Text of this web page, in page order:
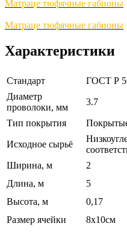
Матраце тюфячные габионы
Матраце тюфячные габионы
Характеристики
Стандарт
ГОСТ Р
Диаметр
проволоки, мм
3.7
Тип покрытия
Исходное сырьё
Ширина, м
2
Длина, м
5
Высота, м
0,17
Размер ячейки
8х10см